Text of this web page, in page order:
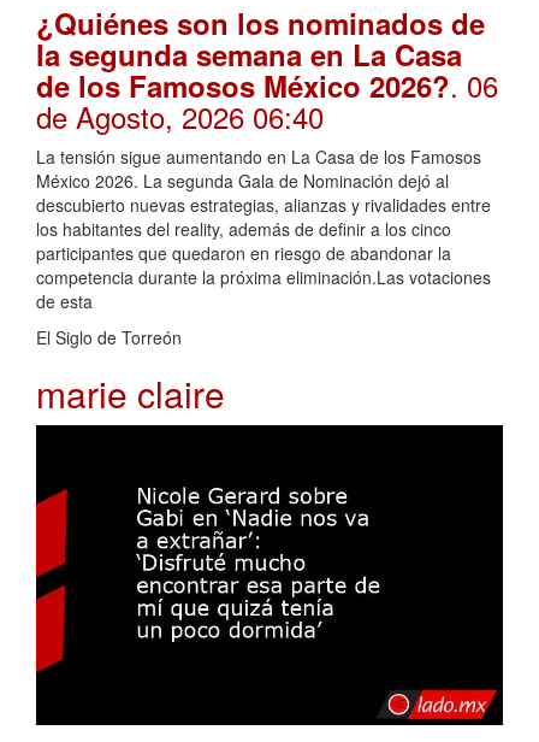
¿Quiénes son los nominados de
la segunda semana en La Casa
de los Famosos México 2026?. 06
de Agosto, 2026 06:40
La tensión sigue aumentando en La Casa de los Famosos
México 2026. La segunda Gala de Nominación dejó al
descubierto nuevas estrategias, alianzas y rivalidades entre
los habitantes del reality, además de definir a los cinco
participantes que quedaron en riesgo de abandonar la
competencia durante la próxima eliminación.Las votaciones
de esta
El Siglo de Torreón
marie claire